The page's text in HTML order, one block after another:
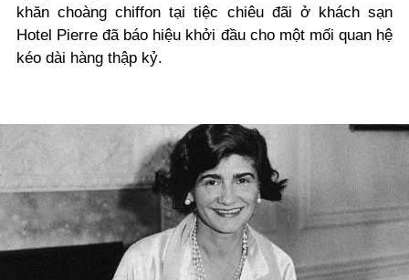
khăn choàng chiffon tại tiệc chiêu đãi ở khách sạn
Hotel Pierre đã báo hiệu khởi đầu cho một mối quan hệ
kéo dài hàng thập kỷ.